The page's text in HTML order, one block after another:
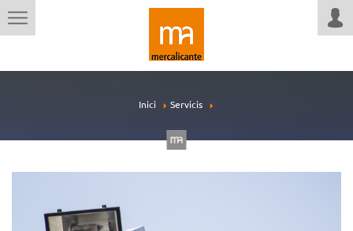
Inici Servicis